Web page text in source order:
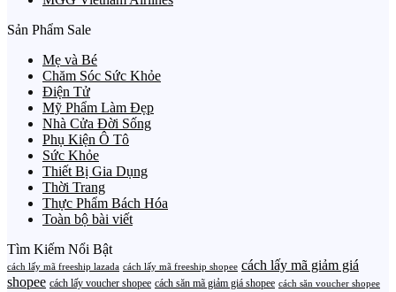
Sản Phẩm Sale
Mẹ và Bé
Chăm Sóc Sức Khỏe
Điện Tử
Mỹ Phẩm Làm Đẹp
Nhà Cửa Đời Sống
Phụ Kiện Ô Tô
Sức Khỏe
Thiết Bị Gia Dụng
Thời Trang
Thực Phẩm Bách Hóa
Toàn bộ bài viết
Tìm Kiếm Nổi Bật
cách lấy mã freeship lazada cách lấy mã freeship shopee cách lấy mã giảm giá
shopee cách lấy voucher shopee cách săn mã giảm giá shopee cách săn voucher shopee